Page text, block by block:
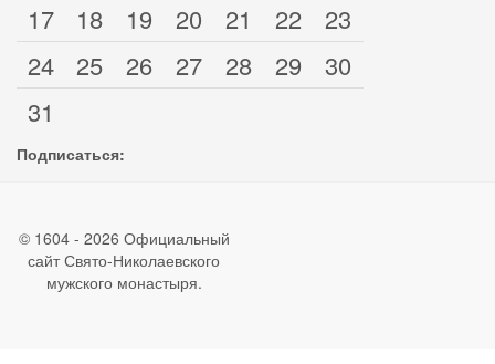
17
18 19 20 21 22
23
24
25 26 27 28 29
30
31
Подписаться:
© 1604 - 2026 Официальный
сайт Свято-Николаевского
мужского монастыря.